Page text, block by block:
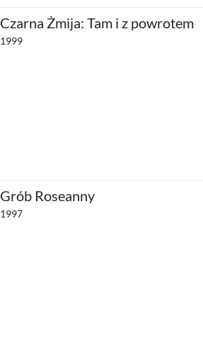
Czarna Żmija: Tam i z powrotem
1999
Grób Roseanny
1997